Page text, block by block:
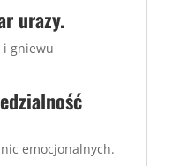
urazy.
i gniewu
emocjonalnych.